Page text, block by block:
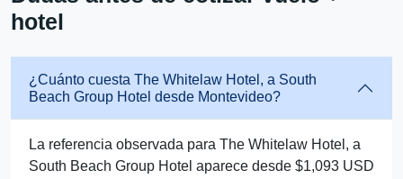
hotel
¿Cuánto cuesta The Whitelaw Hotel, a South
Beach Group Hotel desde Montevideo?
La referencia observada para The Whitelaw Hotel, a
South Beach Group Hotel aparece desde $1,093 USD